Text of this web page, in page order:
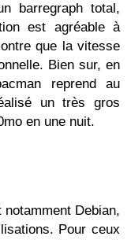
barregraph total,
est agréable à
que la vitesse
Bien sur, en
reprend au
un très gros
en une nuit.
Debian,
Pour ceux